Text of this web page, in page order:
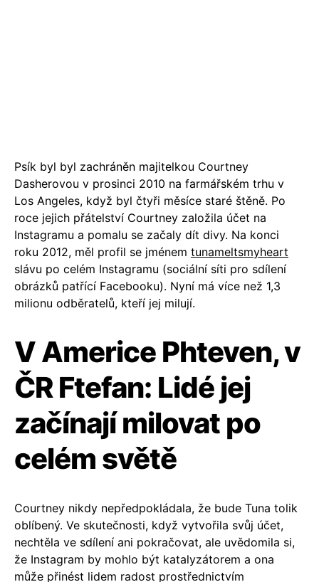
Psík byl byl zachráněn majitelkou Courtney
Dasherovou v prosinci 2010 na farmářském trhu v
Los Angeles, když byl čtyři měsíce staré štěně. Po
roce jejich přátelství Courtney založila účet na
Instagramu a pomalu se začaly dít divy. Na konci
roku 2012, měl profil se jménem tunameltsmyheart
slávu po celém Instagramu (sociální síti pro sdílení
obrázků patřící Facebooku). Nyní má více než 1,3
milionu odběratelů, kteří jej milují.
V Americe Phteven, v
ČR Ftefan: Lidé jej
začínají milovat po
celém světě
Courtney nikdy nepředpokládala, že bude Tuna tolik
oblíbený. Ve skutečnosti, když vytvořila svůj účet,
nechtěla ve sdílení ani pokračovat, ale uvědomila si,
že Instagram by mohlo být katalyzátorem a ona
může přinést lidem radost prostřednictvím